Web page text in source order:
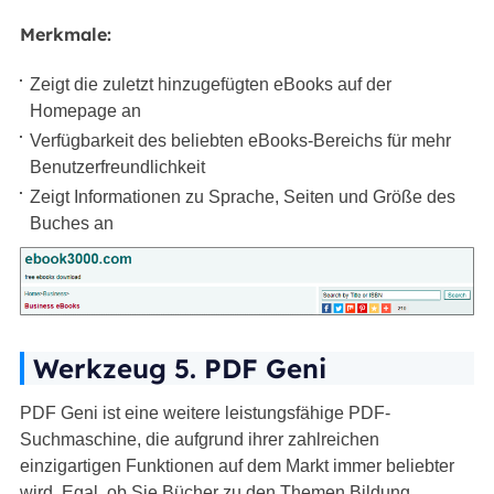
Merkmale:
Zeigt die zuletzt hinzugefügten eBooks auf der
Homepage an
Verfügbarkeit des beliebten eBooks-Bereichs für mehr
Benutzerfreundlichkeit
Zeigt Informationen zu Sprache, Seiten und Größe des
Buches an
Werkzeug 5. PDF Geni
PDF Geni ist eine weitere leistungsfähige PDF-
Suchmaschine, die aufgrund ihrer zahlreichen
einzigartigen Funktionen auf dem Markt immer beliebter